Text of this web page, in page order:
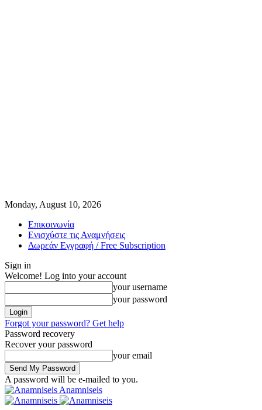
Monday, August 10, 2026
Επικοινωνία
Ενισχύστε τις Αναμνήσεις
Δωρεάν Εγγραφή / Free Subscription
Sign in
Welcome! Log into your account
your username
your password
Forgot your password? Get help
Password recovery
Recover your password
your email
A password will be e-mailed to you.
Anamniseis